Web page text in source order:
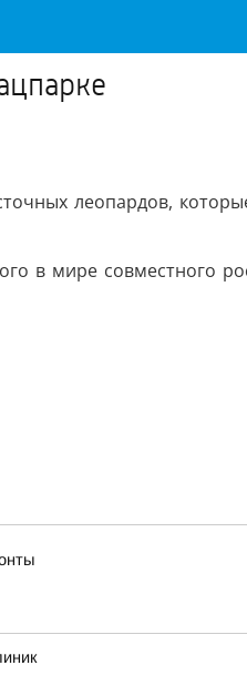
леопардов,
в мире совместного